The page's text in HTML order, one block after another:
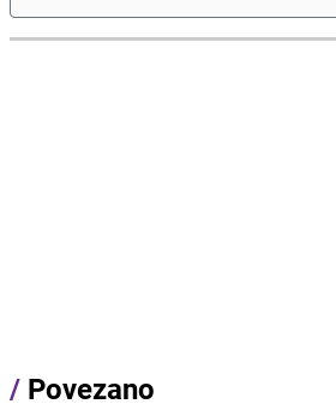
/ Povezano